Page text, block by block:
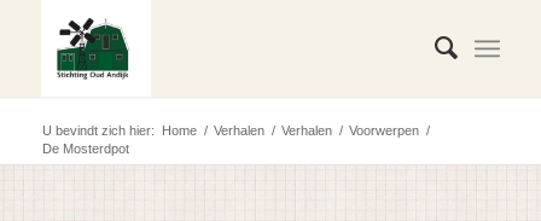
U bevindt zich hier: Home / Verhalen / Verhalen / Voorwerpen /
De Mosterdpot